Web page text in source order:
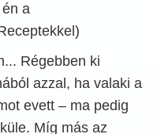
a
Régebben ki
azzal, ha valaki a
evett – ma pedig
Míg más az